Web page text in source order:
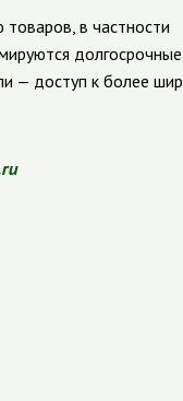
в частности
долгосрочные
— доступ к более